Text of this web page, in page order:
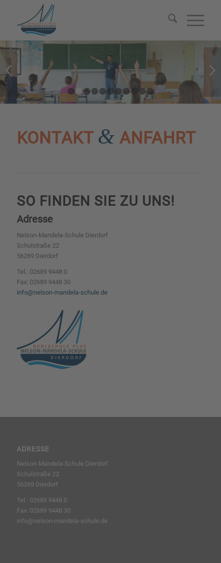
1 4 5 8 11
KONTAKT & ANFAHRT
SO FINDEN SIE ZU UNS!
Adresse
Nelson-Mandela-Schule Dierdorf
Schulstraße 22
56269 Dierdorf
Tel.: 02689 9448 0
Fax: 02689 9448 30
info@nelson-mandela-schule.de
ADRESSE
Nelson-Mandela-Schule Dierdorf
Schulstraße 22
56269 Dierdorf
Tel.: 02689 9448 0
Fax: 02689 9448 30
info@nelson-mandela-schule.de